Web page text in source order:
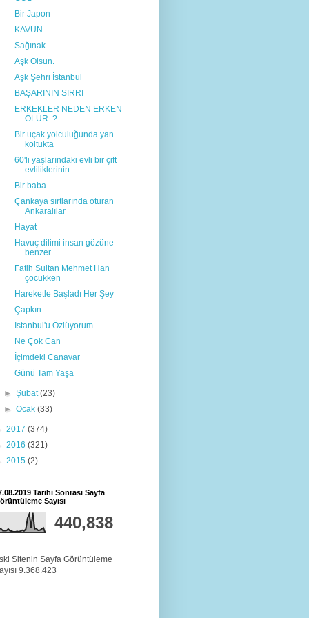
Bir Japon
KAVUN
Sağınak
Aşk Olsun.
Aşk Şehri İstanbul
BAŞARININ SIRRI
ERKEKLER NEDEN ERKEN
ÖLÜR..?
Bir uçak yolculuğunda yan
koltukta
60'li yaşlarındaki evli bir çift
evliliklerinin
Bir baba
Çankaya sırtlarında oturan
Ankaralılar
Hayat
Havuç dilimi insan gözüne
benzer
Fatih Sultan Mehmet Han
çocukken
Hareketle Başladı Her Şey
Çapkın
İstanbul'u Özlüyorum
Ne Çok Can
İçimdeki Canavar
Günü Tam Yaşa
►Şubat(23)
►Ocak(33)
2017 (374)
2016 (321)
2015 (2)
Tarihi Sonrası Sayfa
Sayısı
440,838
Sitenin Sayfa Görüntüleme
9.368.423